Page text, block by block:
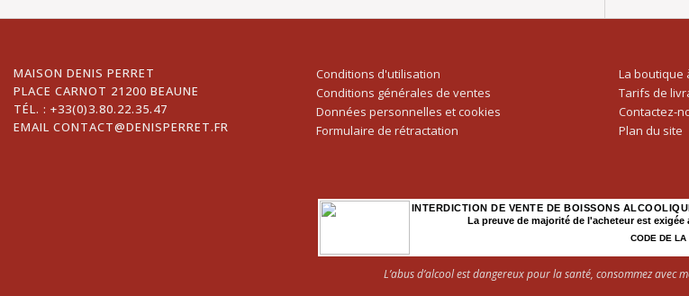
MAISON DENIS PERRET
PLACE CARNOT 21200 BEAUNE
TÉL. : +33(0)3.80.22.35.47
EMAIL CONTACT@DENISPERRET.FR
Conditions d'utilisation
Conditions générales de ventes
Données personnelles et cookies
Formulaire de rétractation
La boutique
Tarifs de
Contactez-
Plan du site
INTERDICTION DE VENTE DE BOISSONS
La preuve de majorité de l'acheteur est
CODE DE
L’abus d’alcool est dangereux pour la santé, consommez avec